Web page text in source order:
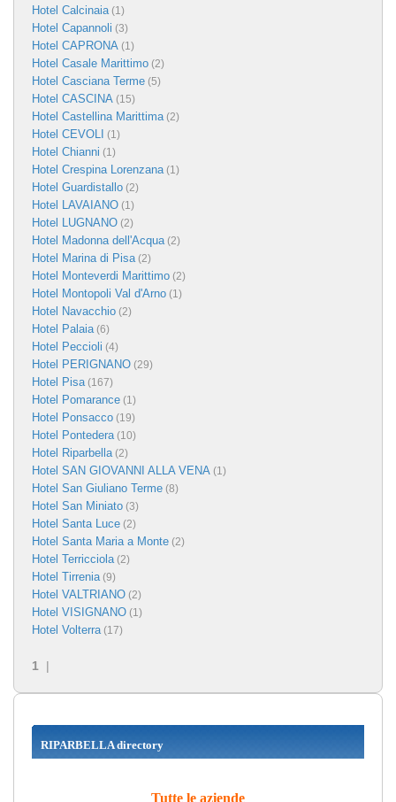
Hotel Calcinaia (1)
Hotel Capannoli (3)
Hotel CAPRONA (1)
Hotel Casale Marittimo (2)
Hotel Casciana Terme (5)
Hotel CASCINA (15)
Hotel Castellina Marittima (2)
Hotel CEVOLI (1)
Hotel Chianni (1)
Hotel Crespina Lorenzana (1)
Hotel Guardistallo (2)
Hotel LAVAIANO (1)
Hotel LUGNANO (2)
Hotel Madonna dell'Acqua (2)
Hotel Marina di Pisa (2)
Hotel Monteverdi Marittimo (2)
Hotel Montopoli Val d'Arno (1)
Hotel Navacchio (2)
Hotel Palaia (6)
Hotel Peccioli (4)
Hotel PERIGNANO (29)
Hotel Pisa (167)
Hotel Pomarance (1)
Hotel Ponsacco (19)
Hotel Pontedera (10)
Hotel Riparbella (2)
Hotel SAN GIOVANNI ALLA VENA (1)
Hotel San Giuliano Terme (8)
Hotel San Miniato (3)
Hotel Santa Luce (2)
Hotel Santa Maria a Monte (2)
Hotel Terricciola (2)
Hotel Tirrenia (9)
Hotel VALTRIANO (2)
Hotel VISIGNANO (1)
Hotel Volterra (17)
1 |
RIPARBELLA directory
Tutte le aziende